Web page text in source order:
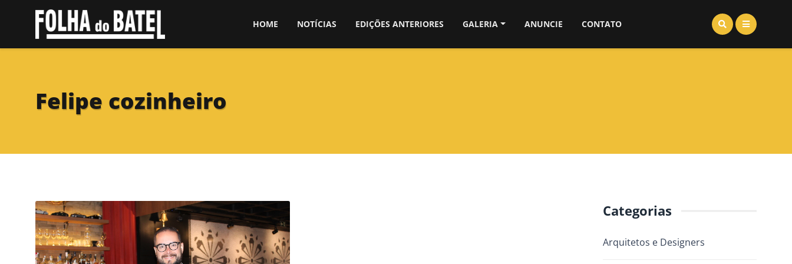
HOME NOTÍCIAS EDIÇÕES ANTERIORES GALERIA ANUNCIE CONTATO
Felipe cozinheiro
Categorias
Arquitetos e Designers